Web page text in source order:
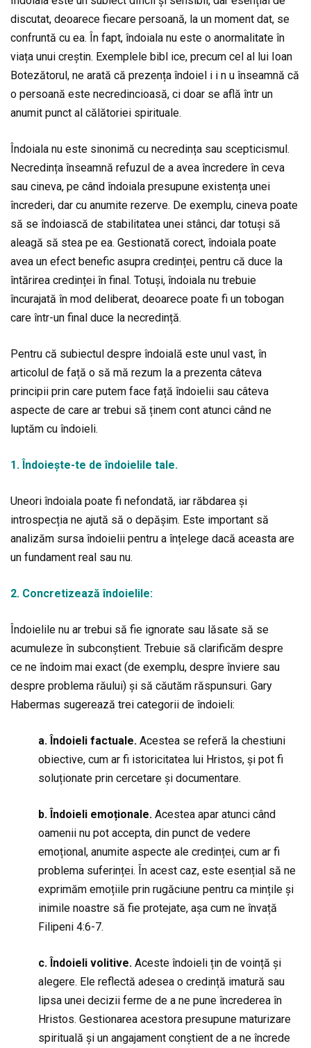
discutat, deoarece fiecare persoană, la un moment dat, se
confruntă cu ea. În fapt, îndoiala nu este o anormalitate în
viața unui creștin. Exemplele bibl ice, precum cel al lui Ioan
Botezătorul, ne arată că prezența îndoiel i i n u înseamnă că
o persoană este necredincioasă, ci doar se află într un
anumit punct al călătoriei spirituale.
Îndoiala nu este sinonimă cu necredința sau scepticismul.
Necredința înseamnă refuzul de a avea încredere în ceva
sau cineva, pe când îndoiala presupune existența unei
încrederi, dar cu anumite rezerve. De exemplu, cineva poate
să se îndoiască de stabilitatea unei stânci, dar totuși să
aleagă să stea pe ea. Gestionată corect, îndoiala poate
avea un efect benefic asupra credinței, pentru că duce la
întărirea credinței în final. Totuși, îndoiala nu trebuie
încurajată în mod deliberat, deoarece poate fi un tobogan
care într-un final duce la necredință.
Pentru că subiectul despre îndoială este unul vast, în
articolul de față o să mă rezum la a prezenta câteva
principii prin care putem face față îndoielii sau câteva
aspecte de care ar trebui să ținem cont atunci când ne
luptăm cu îndoieli.
1. Îndoiește-te de îndoielile tale.
Uneori îndoiala poate fi nefondată, iar răbdarea și
introspecția ne ajută să o depășim. Este important să
analizăm sursa îndoielii pentru a înțelege dacă aceasta are
un fundament real sau nu.
2. Concretizează îndoielile:
Îndoielile nu ar trebui să fie ignorate sau lăsate să se
acumuleze în subconștient. Trebuie să clarificăm despre
ce ne îndoim mai exact (de exemplu, despre înviere sau
despre problema răului) și să căutăm răspunsuri. Gary
Habermas sugerează trei categorii de îndoieli:
a. Îndoieli factuale. Acestea se referă la chestiuni
obiective, cum ar fi istoricitatea lui Hristos, și pot fi
soluționate prin cercetare și documentare.
b. Îndoieli emoționale. Acestea apar atunci când
oamenii nu pot accepta, din punct de vedere
emoțional, anumite aspecte ale credinței, cum ar fi
problema suferinței. În acest caz, este esențial să ne
exprimăm emoțiile prin rugăciune pentru ca mințile și
inimile noastre să fie protejate, așa cum ne învață
Filipeni 4:6-7.
c. Îndoieli volitive. Aceste îndoieli țin de voință și
alegere. Ele reflectă adesea o credință imatură sau
lipsa unei decizii ferme de a ne pune încrederea în
Hristos. Gestionarea acestora presupune maturizare
spirituală și un angajament conștient de a ne încrede